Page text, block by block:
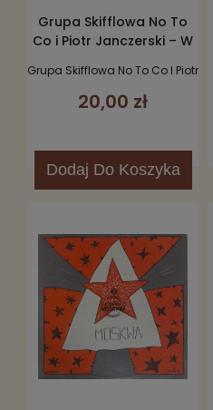
Grupa Skifflowa No To
Co i Piotr Janczerski – W
Grupa Skifflowa No To Co I Piotr
20,00 zł
Dodaj Do Koszyka